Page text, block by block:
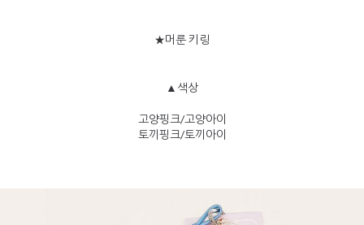
★머룬 키링
▲색상
고양핑크/고양아이
토끼핑크/토끼아이